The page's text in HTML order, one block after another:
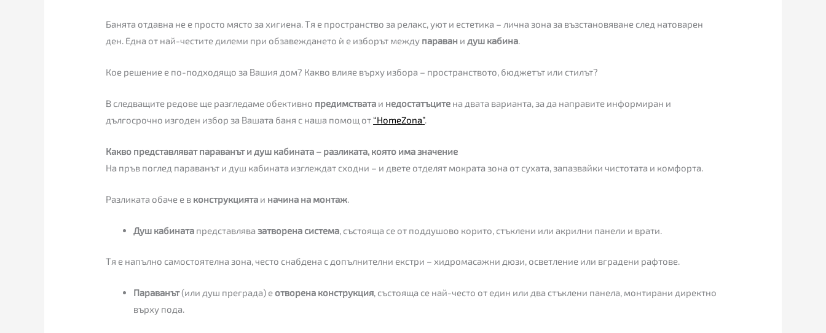
Банята отдавна не е просто място за хигиена. Тя е пространство за релакс, уют и естетика – лична зона за възстановяване след натоварен
ден. Една от най-честите дилеми при обзавеждането ѝ е изборът между параван идуш кабина.
Кое решение е по-подходящо за Вашия дом? Какво влияе върху избора – пространството, бюджетът или стилът?
В следващите редове ще разгледаме обективно предимствата и недостатъците на двата варианта, за да направите информиран и
дългосрочно изгоден избор за Вашата баня с наша помощ от “HomeZona”.
Какво представляват параванът и душ кабината – разликата, която има значение
На пръв поглед параванът и душ кабината изглеждат сходни – и двете отделят мократа зона от сухата, запазвайки чистотата и комфорта.
Разликата обаче е в конструкцията и начина на монтаж.
Душ кабината представлявазатворена система, състояща се от поддушово корито, стъклени или акрилни панели и врати.
Тя е напълно самостоятелна зона, често снабдена с допълнителни екстри – хидромасажни дюзи, осветление или вградени рафтове.
Параванът(или душ преграда) е отворена конструкция , състояща се най-често от един или два стъклени панела, монтирани директно
върху пода.